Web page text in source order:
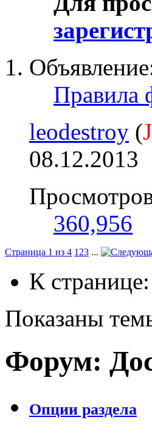
Правила
leodestroy (
08.12.2013
360,956
Страница 1 из 4 1 23 ...
К странице:
Показаны
Форум:
Опции раздела